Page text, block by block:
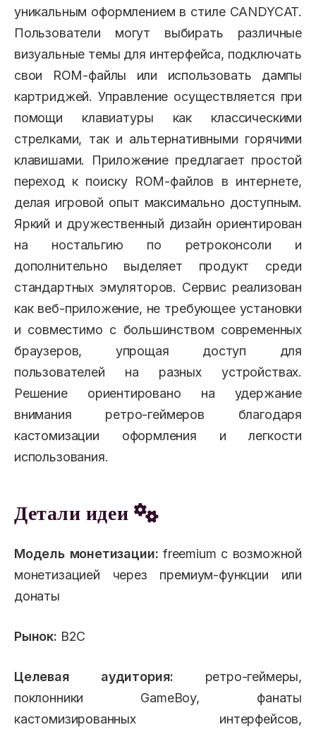
уникальным оформлением в стиле CANDYCAT.
Пользователи могут выбирать различные
визуальные темы для интерфейса, подключать
свои ROM-файлы или использовать дампы
картриджей. Управление осуществляется при
помощи клавиатуры как классическими
стрелками, так и альтернативными горячими
клавишами. Приложение предлагает простой
переход к поиску ROM-файлов в интернете,
делая игровой опыт максимально доступным.
Яркий и дружественный дизайн ориентирован
на ностальгию по ретроконсоли и
дополнительно выделяет продукт среди
стандартных эмуляторов. Сервис реализован
как веб-приложение, не требующее установки
и совместимо с большинством современных
браузеров, упрощая доступ для
пользователей на разных устройствах.
Решение ориентировано на удержание
внимания ретро-геймеров благодаря
кастомизации оформления и легкости
использования.
Детали идеи
Модель монетизации: freemium с возможной
монетизацией через премиум-функции или
донаты
Рынок: B2C
Целевая аудитория: ретро-геймеры,
поклонники GameBoy, фанаты
кастомизированных интерфейсов,